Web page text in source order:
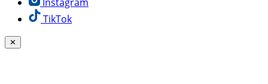
TikTok
✕